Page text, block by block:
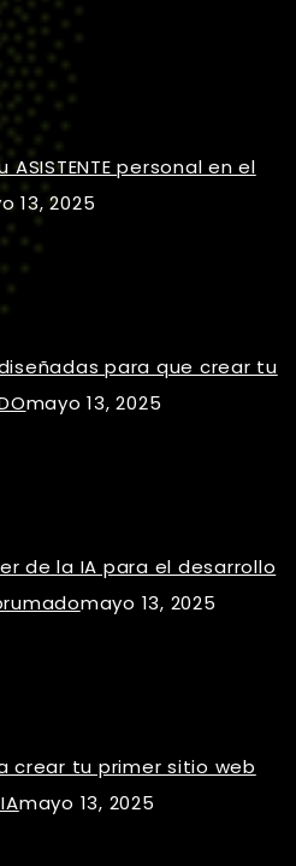
personal en el
13, 2025
para que crear tu
mayo 13, 2025
de la IA para el desarrollo
mayo 13, 2025
crear tu primer sitio web
mayo 13, 2025